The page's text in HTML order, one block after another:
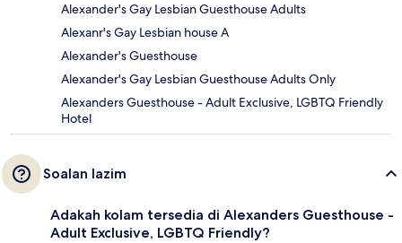
Alexander's Gay Lesbian Guesthouse Adults
Alexanr's Gay Lesbian house A
Alexander's Guesthouse
Alexander's Gay Lesbian Guesthouse Adults Only
Alexanders Guesthouse - Adult Exclusive, LGBTQ Friendly
Hotel
Soalan lazim
Adakah kolam tersedia di Alexanders Guesthouse -
Adult Exclusive, LGBTQ Friendly?